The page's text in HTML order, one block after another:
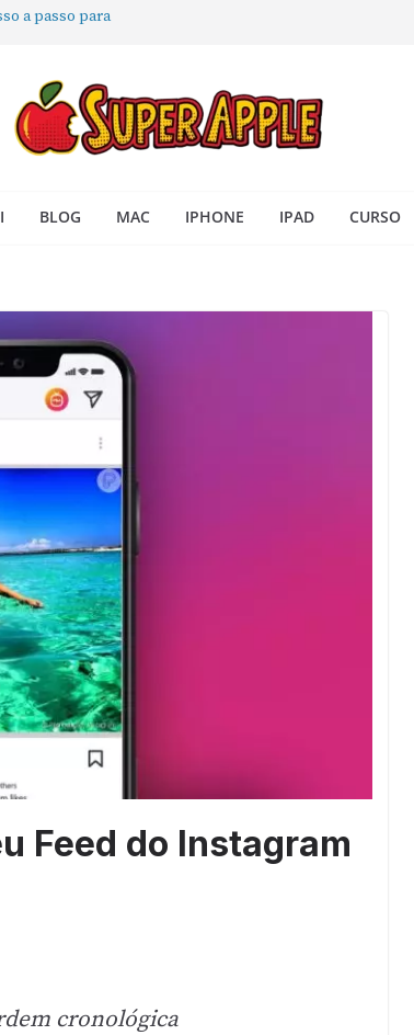
a passo para
no Mac
ou aplicativos
a passo simples
BLOG MAC IPHONE IPAD CURSO
Feed do Instagram
cronológica